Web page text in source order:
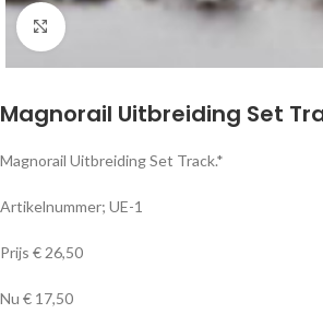
Klik om te vergroten
Magnorail Uitbreiding Set
Magnorail Uitbreiding Set Track.*
Artikelnummer; UE-1
Prijs € 26,50
Nu € 17,50